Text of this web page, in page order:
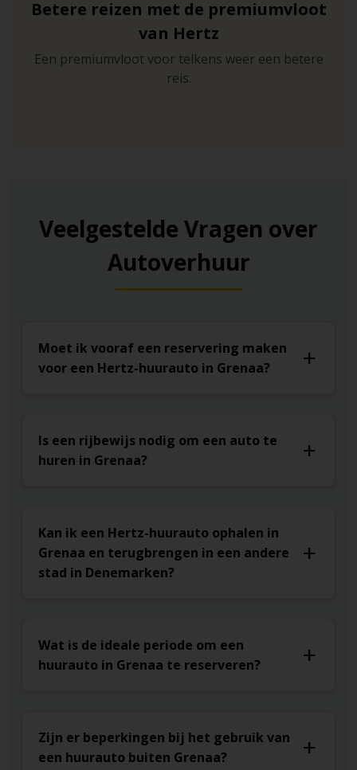
Betere reizen met de premiumvloot
van Hertz
Een premiumvloot voor telkens weer een betere
reis.
Veelgestelde Vragen over
Autoverhuur
Moet ik vooraf een reservering maken
voor een Hertz-huurauto in Grenaa?
Is een rijbewijs nodig om een auto te
huren in Grenaa?
Kan ik een Hertz-huurauto ophalen in
Grenaa en terugbrengen in een andere
stad in Denemarken?
Wat is de ideale periode om een
huurauto in Grenaa te reserveren?
Zijn er beperkingen bij het gebruik van
een huurauto buiten Grenaa?